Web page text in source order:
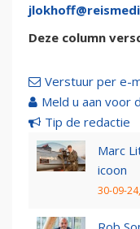
Deze column
Verstuur per e-
Meld u aan voor
Tip de redactie
Marc
icoon
30-09-